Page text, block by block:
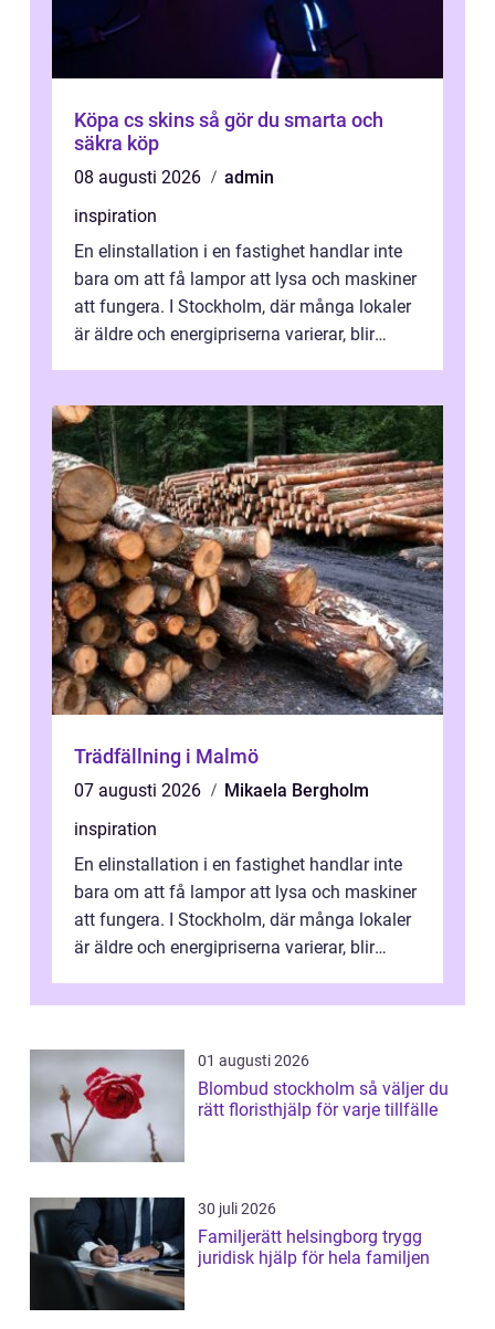
Köpa cs skins så gör du smarta och
säkra köp
08 augusti 2026
admin
inspiration
En elinstallation i en fastighet handlar inte
bara om att få lampor att lysa och maskiner
att fungera. I Stockholm, där många lokaler
är äldre och energipriserna varierar, blir
Trädfällning i Malmö
07 augusti 2026
Mikaela Bergholm
inspiration
En elinstallation i en fastighet handlar inte
bara om att få lampor att lysa och maskiner
att fungera. I Stockholm, där många lokaler
är äldre och energipriserna varierar, blir
01 augusti 2026
Blombud stockholm så väljer du
rätt floristhjälp för varje tillfälle
30 juli 2026
Familjerätt helsingborg trygg
juridisk hjälp för hela familjen